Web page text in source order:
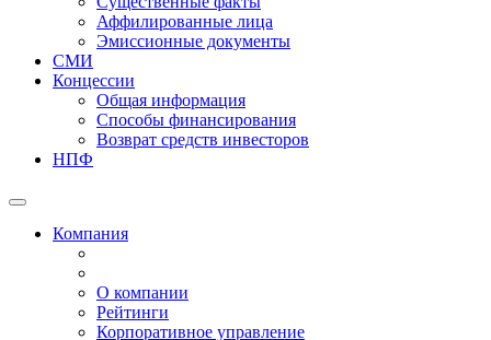
Аффилированные лица
Эмиссионные документы
СМИ
Концессии
Общая информация
Способы финансирования
Возврат средств инвесторов
НПФ
Компания
О компании
Рейтинги
Корпоративное управление